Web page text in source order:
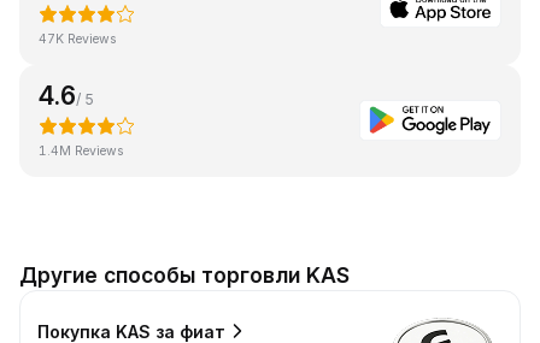
47K Reviews
4.6/ 5
1.4M Reviews
Другие способы торговли KAS
Покупка KAS за фиат